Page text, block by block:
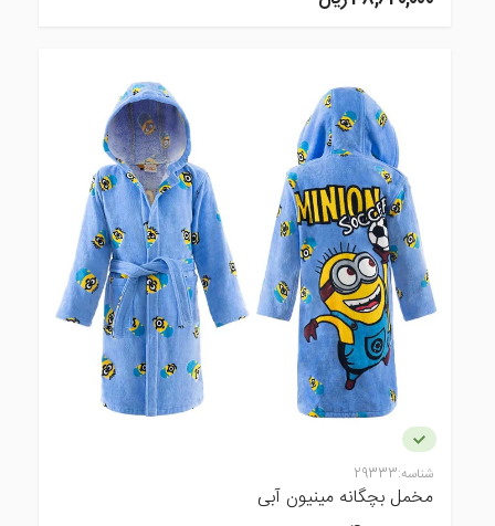
شناسه:29333
مخمل بچگانه مینیون آبی